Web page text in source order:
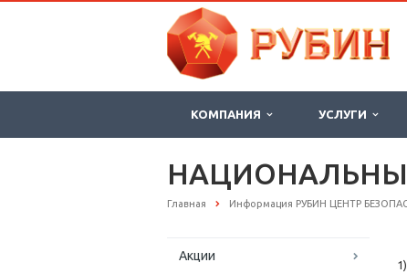
КОМПАНИЯ УСЛУГИ
Главная Информация РУБИН ЦЕНТР
Акции